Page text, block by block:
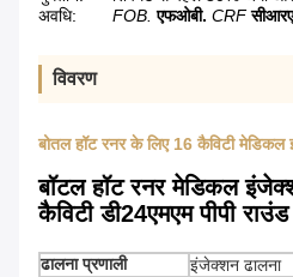
अवधि:
FOB. एफओबी. CRF
विवरण
बोतल हॉट रनर के लिए 16 कैविटी मेडिकल
बॉटल हॉट रनर मेडिकल
कैविटी डी24एमएम पीपी
ढालना प्रणाली
इंजेक्शन ढालना